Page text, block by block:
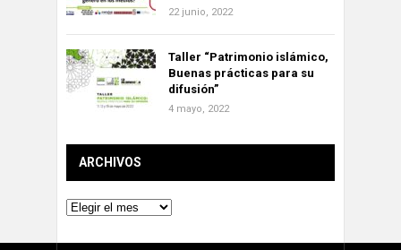
22 junio, 2022
Taller “Patrimonio islámico,
Buenas prácticas para su
difusión”
4 mayo, 2022
ARCHIVOS
Archivos